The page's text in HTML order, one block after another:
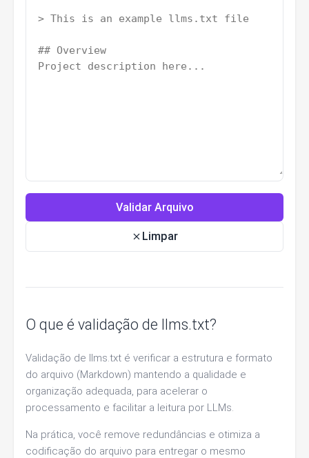
Validar Arquivo
Limpar
O que é validação de llms.txt?
Validação de llms.txt é verificar a estrutura e formato
do arquivo (Markdown) mantendo a qualidade e
organização adequada, para acelerar o
processamento e facilitar a leitura por LLMs.
Na prática, você remove redundâncias e otimiza a
codificação do arquivo para entregar o mesmo